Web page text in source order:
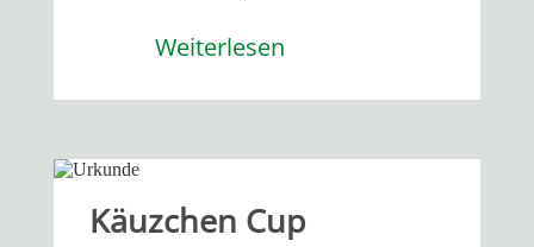
Weiterlesen
Käuzchen Cup